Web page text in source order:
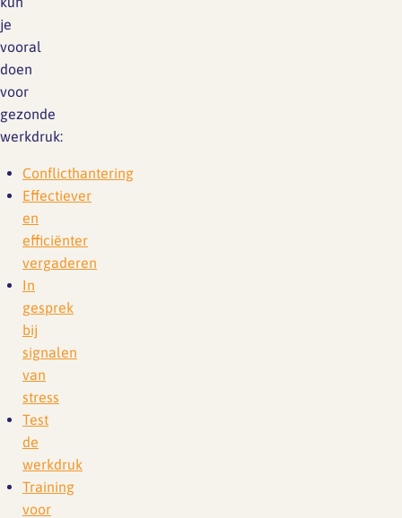
je
vooral
doen
voor
gezonde
werkdruk:
Conflicthantering
Effectiever
en
efficiënter
vergaderen
In
gesprek
bij
signalen
van
stress
Test
de
werkdruk
Training
voor